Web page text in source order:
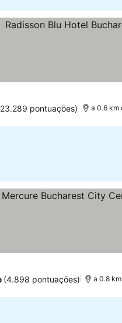
pontuações) a 0.6 km
(4.898 pontuações) a 0.8